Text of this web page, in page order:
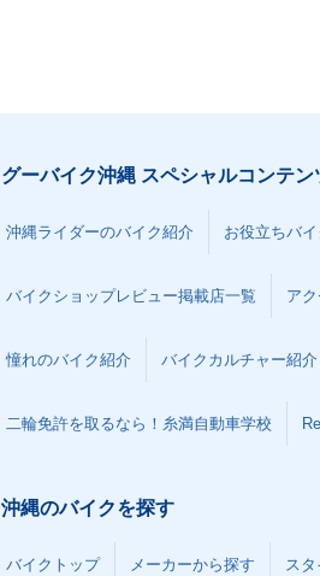
グーバイク沖縄 スペシャルコンテン
沖縄ライダーのバイク紹介 お役立ちバ
バイクショップレビュー掲載店一覧 ア
憧れのバイク紹介 バイクカルチャー紹介
二輪免許を取るなら！糸満自動車学校
沖縄のバイクを探す
バイクトップ メーカーから探す ス